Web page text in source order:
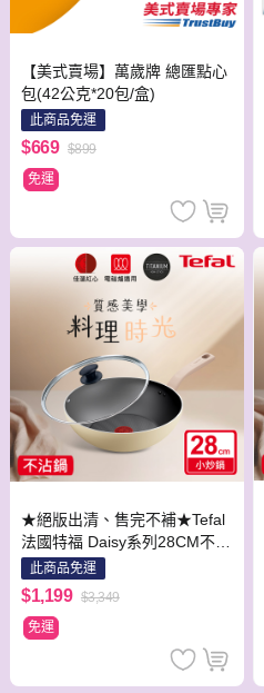
【美式賣場】萬歲牌 總匯點心
包(42公克*20包/盒)
此商品免運
$669 $899
免運
★絕版出清、售完不補★Tefal
法國特福 Daisy系列28CM不沾
小炒鍋(適用電磁爐)+玻璃蓋
此商品免運
$1,199 $3,349
免運